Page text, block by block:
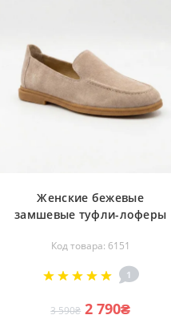
Женские бежевые
замшевые туфли-лоферы
g20-9 beige 6151 с круглым
носком и кантом в стиле
Canal Loafer от бренда The
Код товара: 6151
1
3 590₴ 2 790₴